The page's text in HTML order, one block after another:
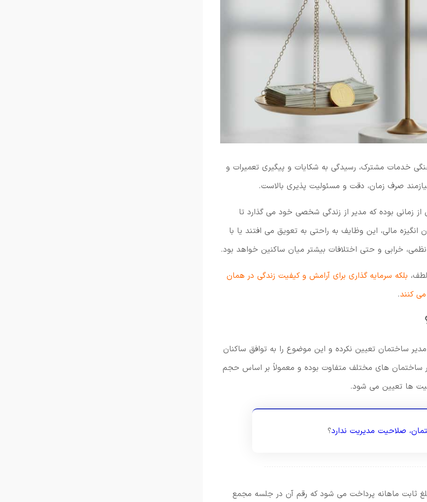
خدمات مشترک، رسیدگی به شکایات و پیگیری تعمیرات و
صرف زمان، دقت و مسئولیت پذیری بالاست.
زمانی بوده که مدیر از زندگی شخصی خود می گذارد تا
مالی، این وظایف به راحتی به تعویق می افتند یا با
خرابی و حتی اختلافات بیشتر میان ساکنین خواهد بود.
بلکه سرمایه گذاری برای آرامش و کیفیت زندگی در همان
کنند.
ساختمان تعیین نکرده و این موضوع را به توافق ساکنان
ساختمان های مختلف متفاوت بوده و معمولاً بر اساس حجم
ها تعیین می شود.
صلاحیت مدیریت ندارد؟
ثابت ماهانه پرداخت می شود که رقم آن در جلسه مجمع